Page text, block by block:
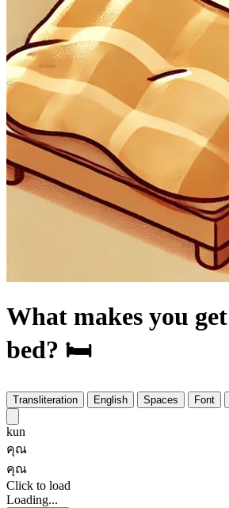
What makes you
bed? 🛏️
Transliteration English Spaces Font
kun
คุณ
คุณ
Click to load
Loading...